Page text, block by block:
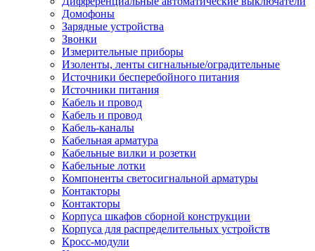
Домофоны
Зарядные устройства
Звонки
Измерительные приборы
Изоленты, ленты сигнальные/оградительные
Источники бесперебойного питания
Источники питания
Кабель и провод
Кабель и провод
Кабель-каналы
Кабельная арматура
Кабельные вилки и розетки
Кабельные лотки
Компоненты светосигнальной арматуры
Контакторы
Контакторы
Корпуса шкафов сборной конструкции
Корпуса для распределительных устройств
Кросс-модули